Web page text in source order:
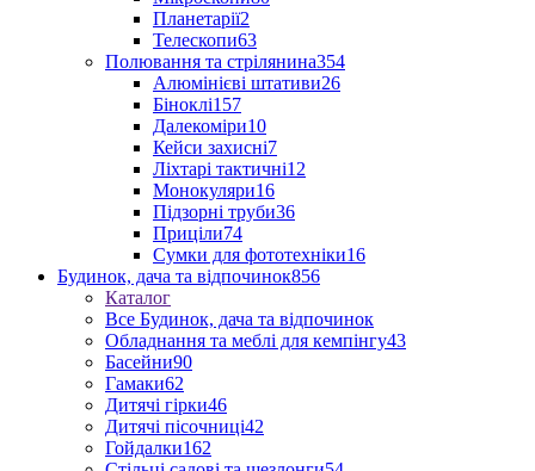
Планетарії2
Телескопи63
Полювання та стрілянина354
Алюмінієві штативи26
Біноклі157
Далекоміри10
Кейси захисні7
Ліхтарі тактичні12
Монокуляри16
Підзорні труби36
Приціли74
Сумки для фототехніки16
Будинок, дача та відпочинок856
Каталог
Все Будинок, дача та відпочинок
Обладнання та меблі для кемпінгу43
Басейни90
Гамаки62
Дитячі гірки46
Дитячі пісочниці42
Гойдалки162